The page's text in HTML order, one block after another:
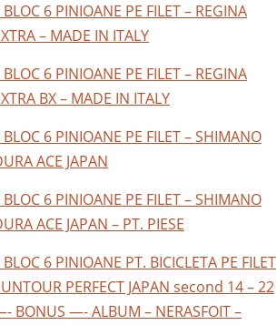
BLOC 6 PINIOANE PE FILET – REGINA
– MADE IN ITALY
BLOC 6 PINIOANE PE FILET – REGINA
BX – MADE IN ITALY
BLOC 6 PINIOANE PE FILET – SHIMANO
ACE JAPAN
BLOC 6 PINIOANE PE FILET – SHIMANO
ACE JAPAN – PT. PIESE
BLOC 6 PINIOANE PT. BICICLETA PE FILET
PERFECT JAPAN second 14 – 22
BONUS —- ALBUM – NERASFOIT –